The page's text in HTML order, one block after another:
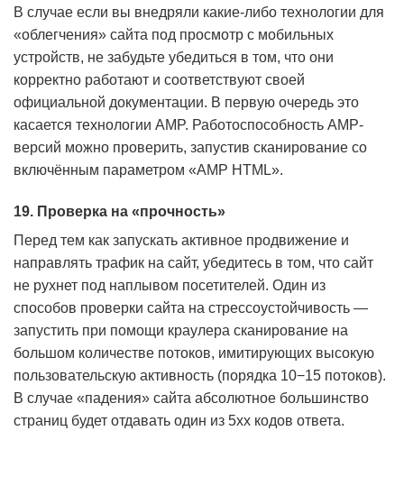
В случае если вы внедряли какие-либо технологии для
«облегчения» сайта под просмотр с мобильных
устройств, не забудьте убедиться в том, что они
корректно работают и соответствуют своей
официальной документации. В первую очередь это
касается технологии AMP. Работоспособность AMP-
версий можно проверить, запустив сканирование со
включённым параметром «AMP HTML».
19. Проверка на «прочность»
Перед тем как запускать активное продвижение и
направлять трафик на сайт, убедитесь в том, что сайт
не рухнет под наплывом посетителей. Один из
способов проверки сайта на стрессоустойчивость —
запустить при помощи краулера сканирование на
большом количестве потоков, имитирующих высокую
пользовательскую активность (порядка 10−15 потоков).
В случае «падения» сайта абсолютное большинство
страниц будет отдавать один из 5хх кодов ответа.